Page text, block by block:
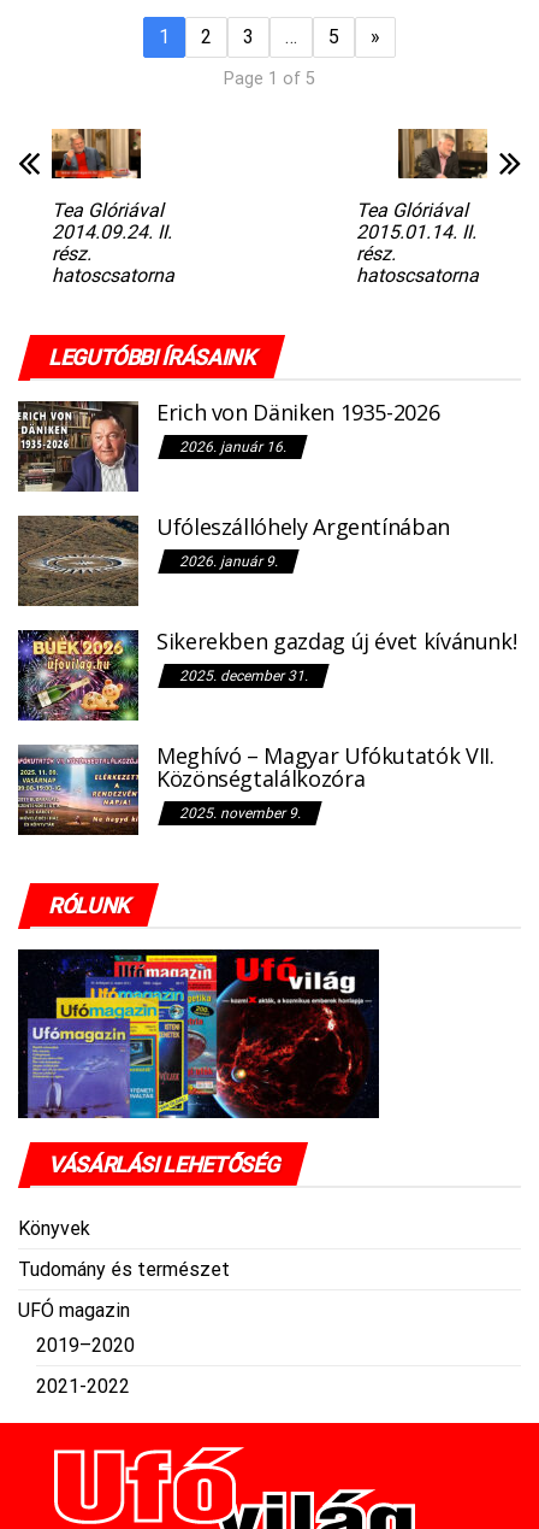
1 2 3 … 5 »
Page 1 of 5
Tea Glóriával
2014.09.24. II.
rész.
hatoscsatorna
Tea Glóriával
2015.01.14. II.
rész.
hatoscsatorna
LEGUTÓBBI ÍRÁSAINK
Erich von Däniken 1935-2026
2026. január 16.
Ufóleszállóhely Argentínában
2026. január 9.
Sikerekben gazdag új évet kívánunk!
2025. december 31.
Meghívó – Magyar Ufókutatók VII.
Közönségtalálkozóra
2025. november 9.
RÓLUNK
VÁSÁRLÁSI LEHETŐSÉG
Könyvek
Tudomány és természet
UFÓ magazin
2019–2020
2021-2022